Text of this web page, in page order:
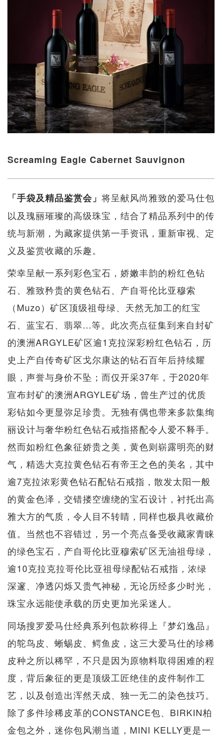
Screaming Eagle Cabernet Sauvignon
「手袋及精品鉴赏会」 将呈献风尚雅致的爱马仕包
以及瑰丽璀璨的高级珠宝，结合了精品系列中的传
统与新潮，为藏家提供第一手资讯，重新审视、定
义及鉴赏收藏的乐趣。
荣幸呈献一系列彩色宝石，娇嫩丰韵的粉红色钻
石、雅致矜贵的黄色钻石、产自哥伦比亚穆索
（Muzo）矿区顶级祖母绿、天然无加工的红宝
石、蓝宝石、翡翠...等。此次亮点征集到来自封矿
的澳洲ARGYLE矿区逾1克拉深彩粉红色钻石，历
史上产自传奇矿区戈尔康达的钻石百年后持续耀
眼，声誉与身价不坠；而仅开采37年，于2020年
宣布封矿的澳洲ARGYLE矿场，曾生产过的优质
彩钻如今更显弥足珍贵。无独有偶也带来多款集绚
丽设计与奢华粉红色钻石戒指搭配令人爱不释手。
然而如粉红色象征娇贵之美，黄色则崭露明亮的财
气，精选大克拉黄色钻石有帝王之色的美名，其中
逾7克拉浓彩黄色钻石配钻石戒指，散发太阳一般
的黄金色泽，交错搂空缠绕的宝石设计，衬托出高
雅大方的气质，令人目不转睛，同样也极具收藏价
值。当然也不容错过，另一个亮点备受收藏家青睐
的绿色宝石，产自哥伦比亚穆索矿区无油祖母绿，
逾10克拉克拉哥伦比亚祖母绿配钻石戒指，浓绿
深邃、净透闪烁又贵气神秘，无论历经多少时光，
珠宝永远能使承载的历史更加光采迷人。
同场搜罗爱马仕经典系列包款称得上『梦幻逸品』
的鸵鸟皮、蜥蜴皮、鳄鱼皮，这三大爱马仕的珍稀
皮种之所以稀罕，不只是因为原物料取得困难的程
度，背后象征的更是顶级工匠绝佳的皮件制作工
艺，以及创造出浑然天成、独一无二的染色技巧。
除了多件珍稀皮革的CONSTANCE包、BIRKIN柏
金包之外，迷你包风潮当道，MINI KELLY更是一